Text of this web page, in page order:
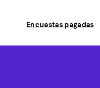
Encuestas pagadas